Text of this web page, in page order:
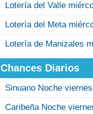
Lotería del Valle
Lotería del Meta
Lotería de Manizales
Chances Diarios
Sinuano Noche
Caribeña Noche